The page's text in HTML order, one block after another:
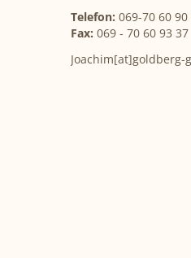
Telefon: 069-70 60 90
Fax: 069 - 70 60 93 37
Joachim[at]goldberg-